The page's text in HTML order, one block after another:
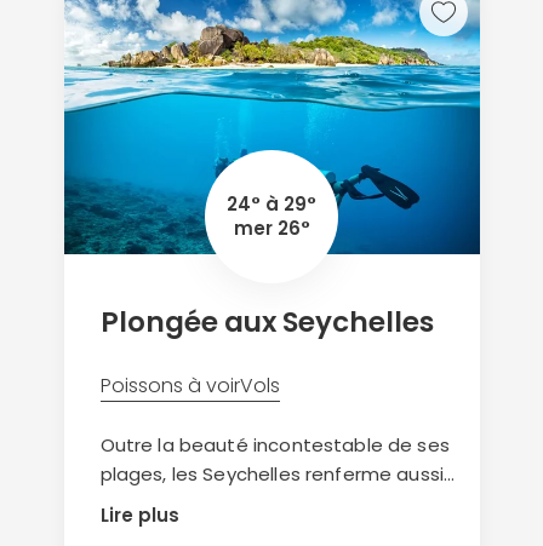
24° à 29°
mer 26°
Plongée aux Seychelles
Poissons à voirVols
Outre la beauté incontestable de ses
plages, les Seychelles renferme aussi
dans la profondeur de ses eaux de
larges bancs de poissons, des requins
Lire plus